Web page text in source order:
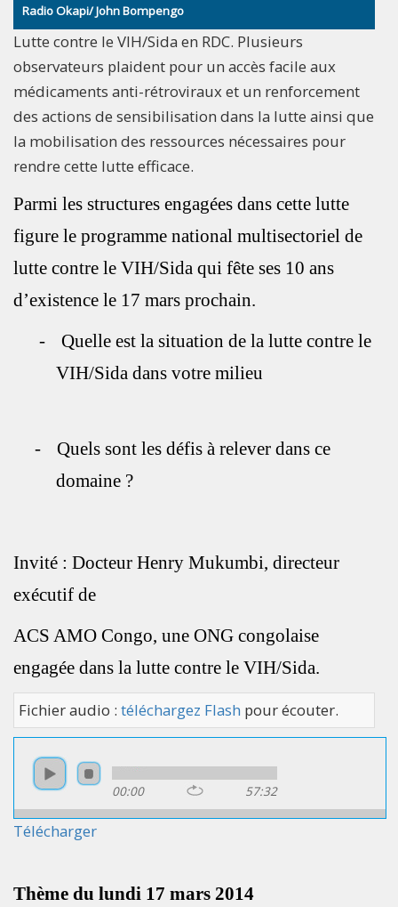
Radio Okapi/ John Bompengo
Lutte contre le VIH/Sida en RDC. Plusieurs
observateurs plaident pour un accès facile aux
médicaments anti-rétroviraux et un renforcement
des actions de sensibilisation dans la lutte ainsi que
la mobilisation des ressources nécessaires pour
rendre cette lutte efficace.
Parmi les structures engagées dans cette lutte
figure le programme national multisectoriel de
lutte contre le VIH/Sida qui fête ses 10 ans
d’existence le 17 mars prochain.
-
Quelle est la situation de la lutte contre le
VIH/Sida dans votre milieu
-
Quels sont les défis à relever dans ce
domaine ?
Invité : Docteur Henry Mukumbi, directeur
exécutif de
ACS AMO Congo, une ONG congolaise
engagée dans la lutte contre le VIH/Sida.
Fichier audio : téléchargez Flash pour écouter.
00:00 57:32
Télécharger
Thème du lundi 17 mars 2014